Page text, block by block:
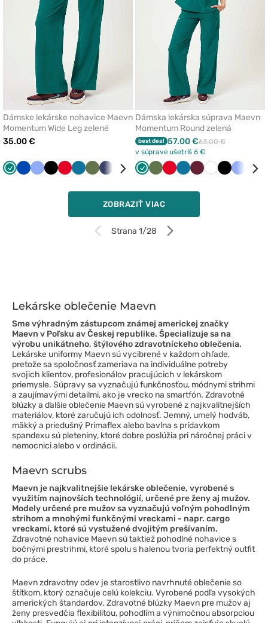
Dámske lekárske nohavice Maevn
Momentum Wide Leg zelené
35.00 €
ZelenáKrálovska
KlasickaČiernaČervenáKaribskáOlivkováNámornícky
Čerešňová
BielaLevandulová
Šedá
Dámska lekárska súprava Maevn
Momentum Round zelená
best deal 57.00 €63.00 €
v súprave ušetríš 6 €
ZelenáOlivkováČervenáKaribskáČerešňová
BielaČiernaKlasicka
ZOBRAZIŤ VIAC
Strana 1/28
Lekárske oblečenie Maevn
Sme výhradným zástupcom známej americkej značky
Maevn v Poľsku av Českej republike. Špecializuje sa na
výrobu unikátneho, štýlového zdravotníckeho oblečenia.
Lekárske uniformy Maevn sú vycibrené v každom ohľade,
pretože sa spoločnosť zameriava na individuálne potreby
svojich klientov, profesionálov pracujúcich v lekárskom
priemysle. Súpravy sa vyznačujú funkčnosťou, módnymi strihmi
a zaujímavými detailmi, ako je vrecko na smartfón. Zdravotné
blúzky a ďalšie oblečenie Maevn sú vyrobené z najkvalitnejších
materiálov, ktoré zaručujú ich odolnosť. Jemný, umelý hodváb,
mäkký a priedušný Primaflex alebo bavlna s prídavkom
spandexu sú pleteniny, ktoré dobre poslúžia pri náročnej práci v
nemocnici alebo v ordinácii.
Maevn scrubs
Maevn je najkvalitnejšie lekárske oblečenie, vyrobené s
využitím najnovších technológií, určené pre ženy aj mužov.
Modely určené pre mužov sa vyznačujú voľným pohodlným
strihom a mnohými funkčnými vreckami - napr. cargo
vreckami, ktoré sú vystužené dvojitým prešívaním.
Zdravotné nohavice Maevn sú taktiež pohodlné nohavice s
bočnými prestrihmi, ktoré spolu s halenou tvoria perfektný outfit
do práce.
Maevn zdravotny odev je starostlivo navrhnuté oblečenie so
štítkom, ktorý označuje celú kolekciu. Vyrobené podľa vysokých
amerických štandardov. Zdravotné blúzky Maevn pre mužov aj
ženy presvedčia flexibilitou, pohodlím a výnimočnou absorpciou